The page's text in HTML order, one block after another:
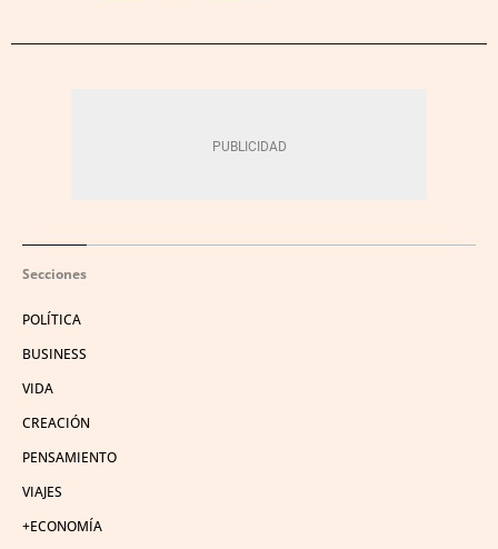
Secciones
POLÍTICA
BUSINESS
VIDA
CREACIÓN
PENSAMIENTO
VIAJES
+ECONOMÍA